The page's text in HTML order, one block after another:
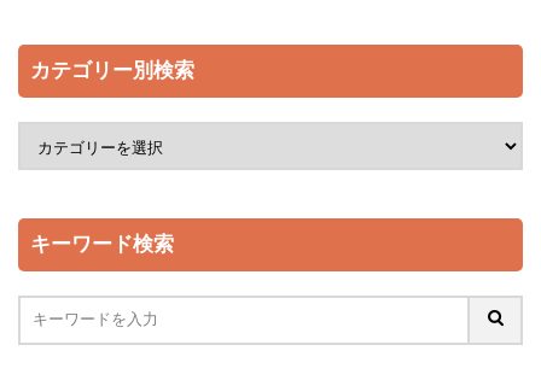
カテゴリー別検索
キーワード検索